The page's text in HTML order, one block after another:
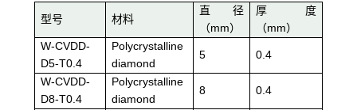
型号 材料
直径
（mm）
厚度
（mm）
W-CVDD-
D5-T0.4
Polycrystalline
diamond
5 0.4
W-CVDD-
D8-T0.4
Polycrystalline
diamond
8 0.4